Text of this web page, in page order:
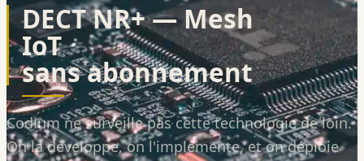
DECT NR+ — Mesh
IoT
sans abonnement
Codium ne surveille pas cette technologie de loin.
On la développe, on l'implémente, et on déploie